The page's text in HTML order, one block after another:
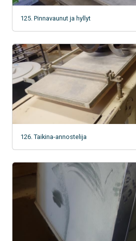
125. Pinnavaunut ja hyllyt
126. Taikina-annostelija